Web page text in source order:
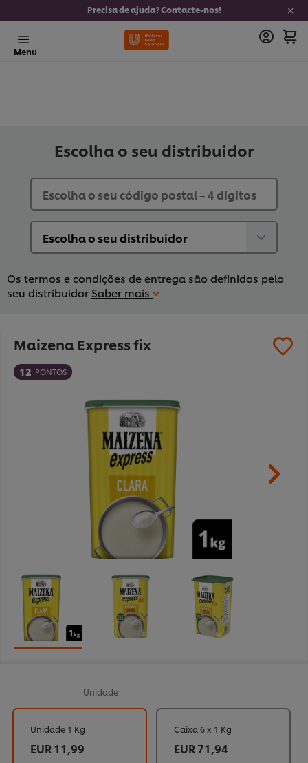
Precisa de ajuda? Contacte-nos!
Menu
Escolha o seu distribuidor
Os termos e condições de entrega são definidos pelo
seu distribuidor Saber mais
Maizena Express fix
12 PONTOS
Unidade
Unidade 1 Kg
EUR 11,99
Caixa 6 x 1 Kg
EUR 71,94